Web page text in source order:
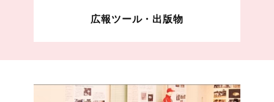
広報ツール・出版物